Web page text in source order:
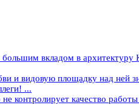
вкладом в архитектуру
и видовую площадку над ней
...
контролирует качество